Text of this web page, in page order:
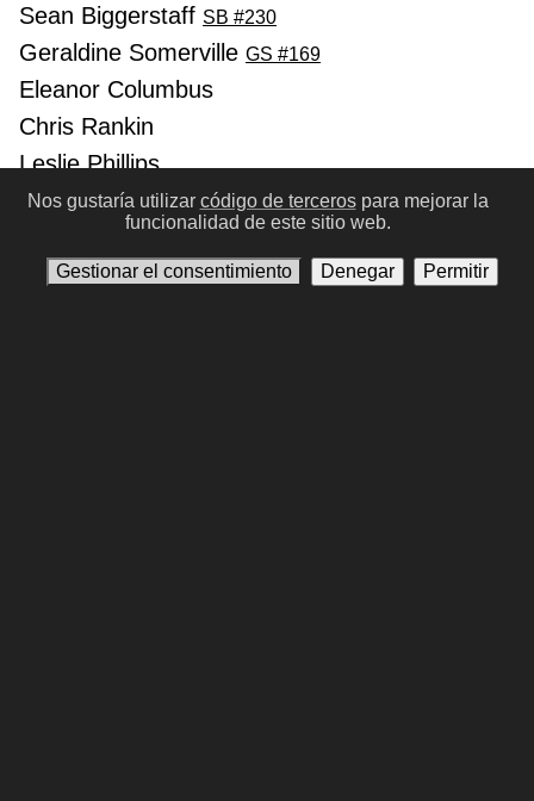
Sean Biggerstaff SB #230
Geraldine Somerville GS #169
Eleanor Columbus
Chris Rankin
Leslie Phillips
Hugh MitchellHM #217
Luke Youngblood
Jim Norton
Nos gustaría utilizar código de tercerospara mejorar la
funcionalidad de este sitio web.
Gestionar el consentimiento Denegar Permitir